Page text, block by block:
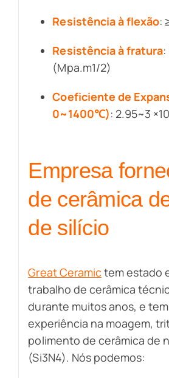
Resistência à flexão:
Resistência à fratura:
(Mpa.m1/2)
Coeficiente de
0~1400℃): 2.95~3
Empresa
de cerâmica
de silício
Great Ceramictem estado
trabalho de cerâmica
durante muitos anos, e
experiência na moagem,
polimento de cerâmica de
(Si3N4). Nós podemos: